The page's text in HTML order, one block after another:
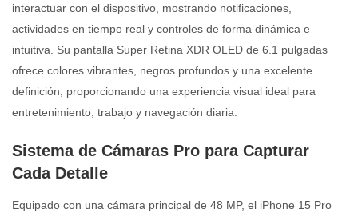
interactuar con el dispositivo, mostrando notificaciones,
actividades en tiempo real y controles de forma dinámica e
intuitiva. Su pantalla Super Retina XDR OLED de 6.1 pulgadas
ofrece colores vibrantes, negros profundos y una excelente
definición, proporcionando una experiencia visual ideal para
entretenimiento, trabajo y navegación diaria.
Sistema de Cámaras Pro para Capturar
Cada Detalle
Equipado con una cámara principal de 48 MP, el iPhone 15 Pro